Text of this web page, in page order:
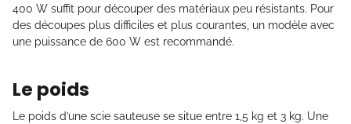
400 W suffit pour découper des matériaux peu résistants. Pour
des découpes plus difficiles et plus courantes, un modèle avec
une puissance de 600 W est recommandé.
Le poids
Le poids d’une scie sauteuse se situe entre 1,5 kg et 3 kg. Une